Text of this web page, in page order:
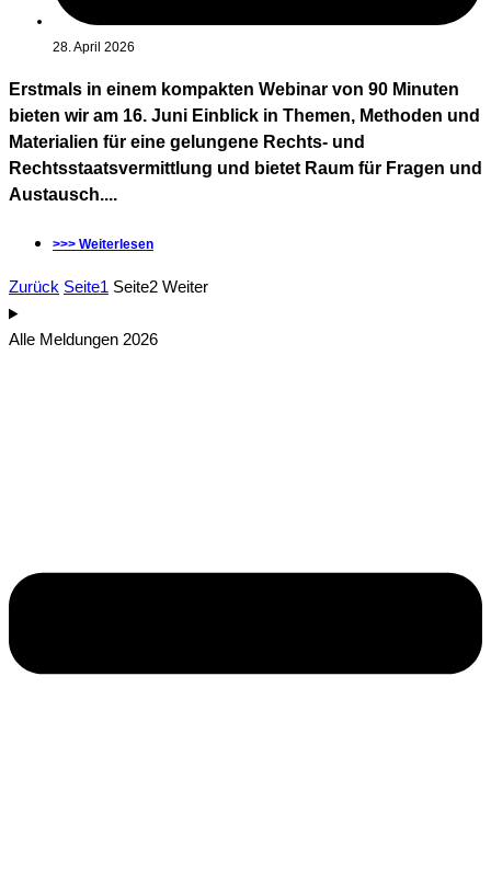
28. April 2026
Erstmals in einem kompakten Webinar von 90 Minuten
bieten wir am 16. Juni Einblick in Themen, Methoden und
Materialien für eine gelungene Rechts- und
Rechtsstaatsvermittlung und bietet Raum für Fragen und
Austausch....
>>> Weiterlesen
Zurück Seite1 Seite2 Weiter
Alle Meldungen 2026